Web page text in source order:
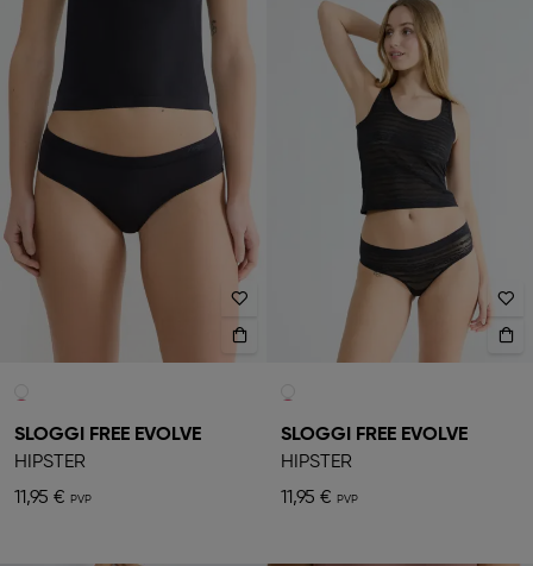
SLOGGI FREE EVOLVE
HIPSTER
11,95 €
SLOGGI FREE EVOLVE
HIPSTER
11,95 €